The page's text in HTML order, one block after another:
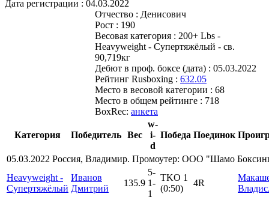
Дата регистрации : 04.03.2022
Отчество : Денисович
Рост : 190
Весовая категория : 200+ Lbs -
Heavyweight - Супертяжёлый - св.
90,719кг
Дебют в проф. боксе (дата) : 05.03.2022
Рейтинг Rusboxing : 632.05
Место в весовой категории : 68
Место в общем рейтинге : 718
BoxRec: анкета
Категория Победитель Вес
w-
i-
d
Победа Поединок
05.03.2022 Россия, Владимир. Промоутер: ООО "Шамо
Heavyweight -
Супертяжёлый
Иванов
Дмитрий
135.9
5-
1-
1
TKO 1
(0:50)
4R